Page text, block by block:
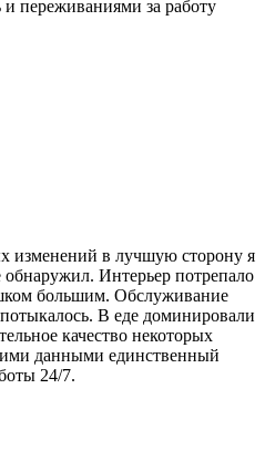
переживаниями за работу
изменений в лучшую сторону я
Интерьер потрепало
большим. Обслуживание
В еде доминировали
качество некоторых
данными единственный
24/7.